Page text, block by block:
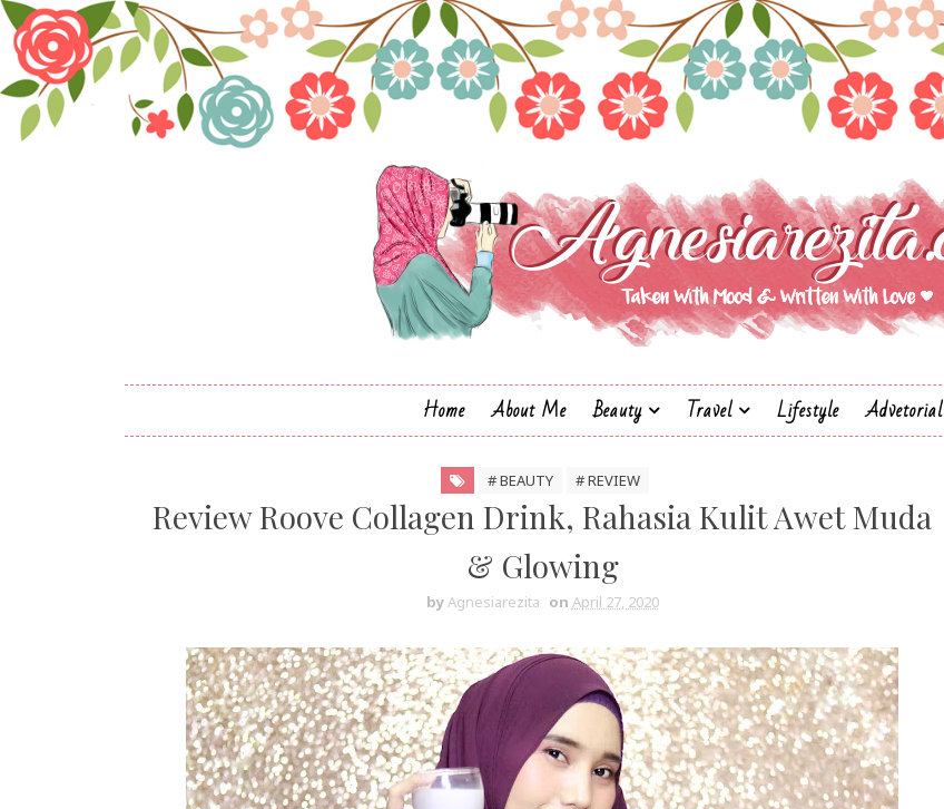
Home About Me Beauty Travel Lifestyle Advetorial
# BEAUTY # REVIEW
Review Roove Collagen Drink, Rahasia Kulit Awet Muda
& Glowing
byAgnesiarezita on April 27, 2020